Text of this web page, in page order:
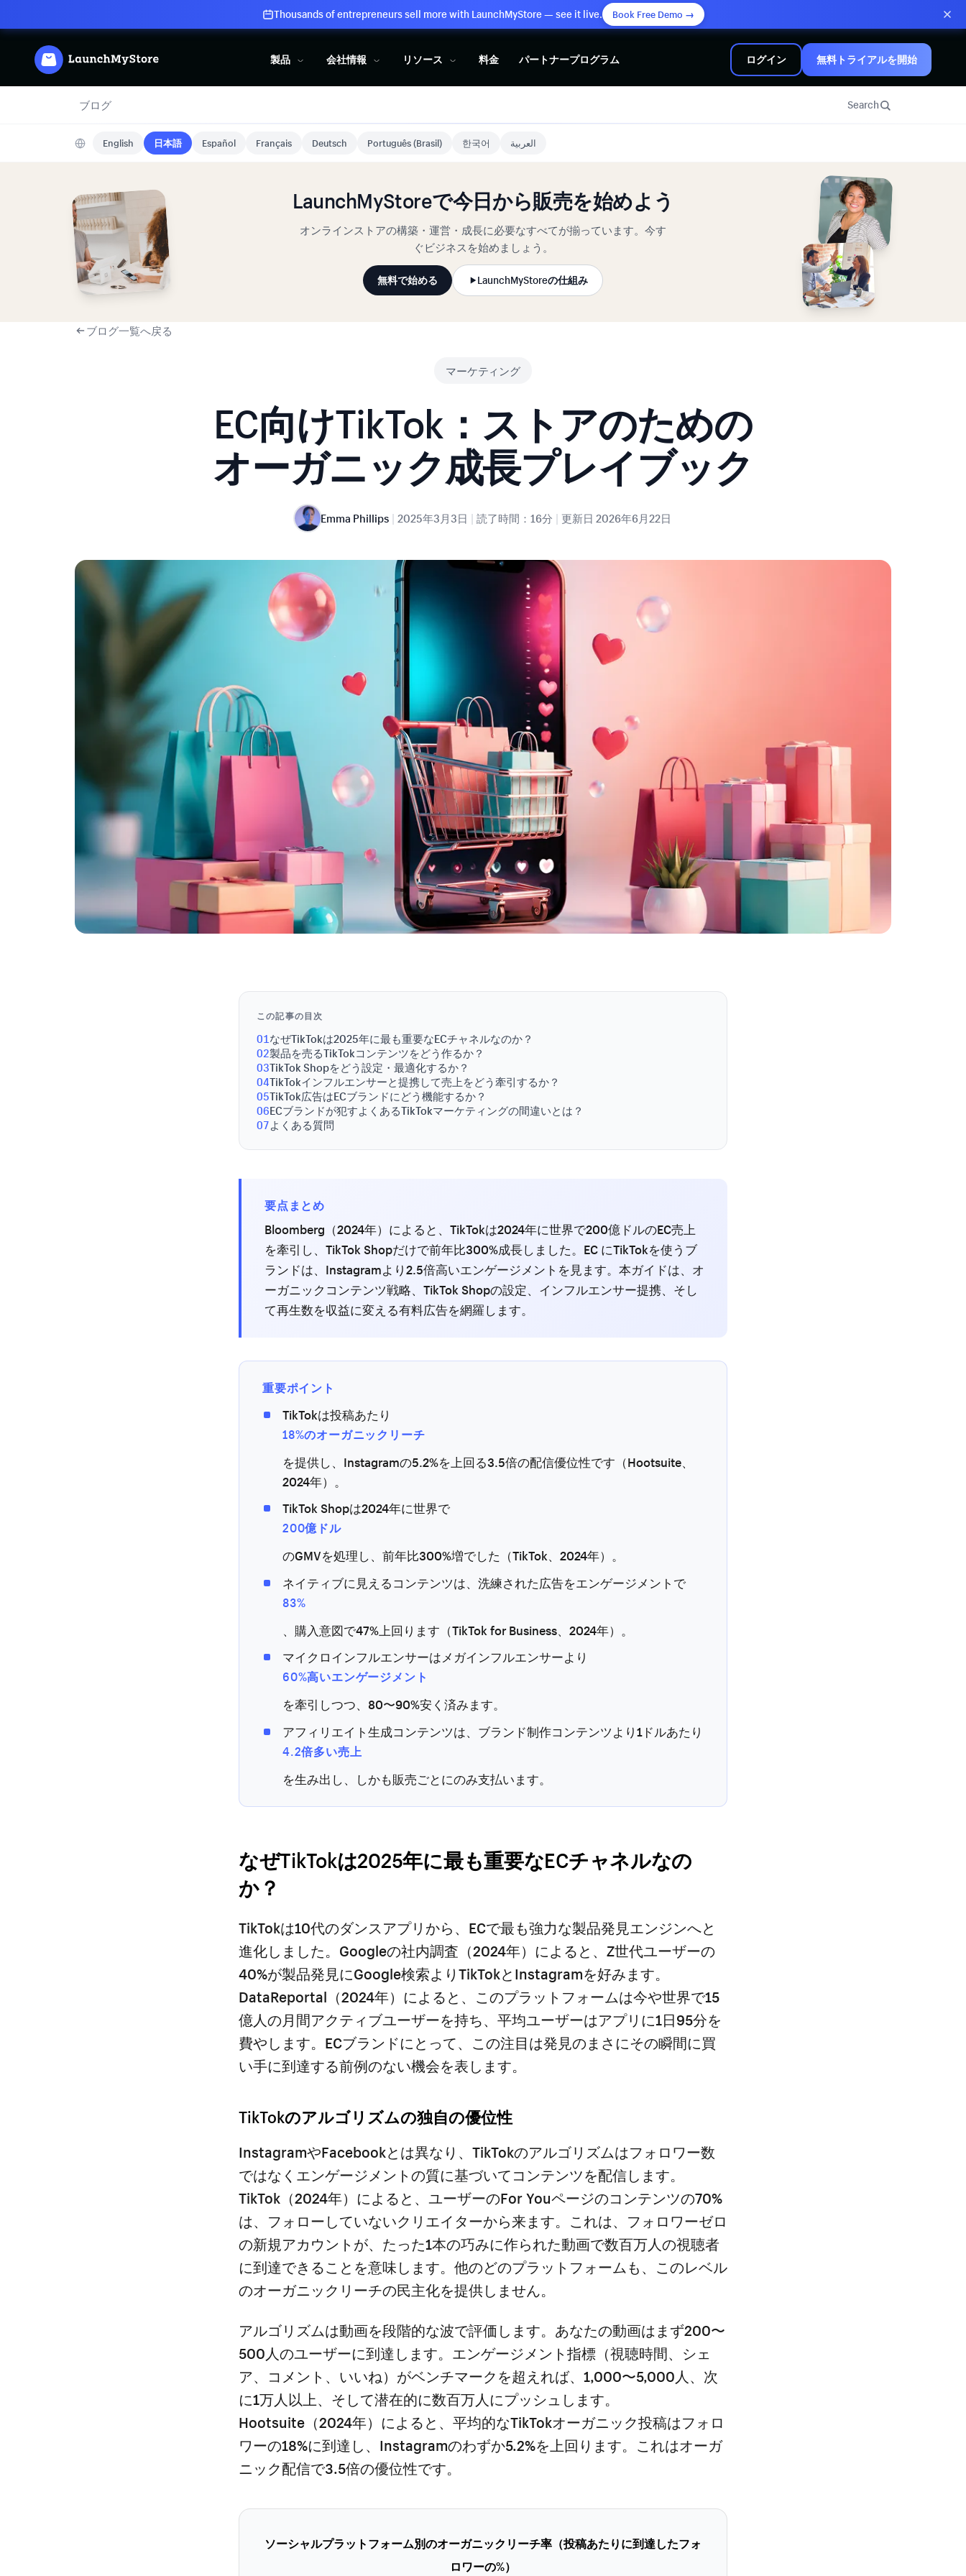
Thousands of entrepreneurs sell more with LaunchMyStore — see it live. Book Free Demo →
製品 会社情報 リソース 料金 パートナープログラム ログイン 無料トライアルを開始
ブログ Search
English 日本語 Español Français Deutsch Português (Brasil) 한국어 العربية
LaunchMyStoreで今日から販売を始めよう
オンラインストアの構築・運営・成長に必要なすべてが揃っています。今す
ぐビジネスを始めましょう。
無料で始める LaunchMyStoreの仕組み
ブログ一覧へ戻る
マーケティング
EC向けTikTok：ストアのための
オーガニック成長プレイブック
Emma Phillips | 2025年3月3日 | 読了時間：16分 | 更新日 2026年6月22日
この記事の目次
01なぜTikTokは2025年に最も重要なECチャネルなのか？
02製品を売るTikTokコンテンツをどう作るか？
03TikTok Shopをどう設定・最適化するか？
04TikTokインフルエンサーと提携して売上をどう牽引するか？
05TikTok広告はECブランドにどう機能するか？
06ECブランドが犯すよくあるTikTokマーケティングの間違いとは？
07よくある質問
要点まとめ
Bloomberg（2024年）によると、TikTokは2024年に世界で200億ドルのEC売上
を牽引し、TikTok Shopだけで前年比300%成長しました。EC にTikTokを使うブ
ランドは、Instagramより2.5倍高いエンゲージメントを見ます。本ガイドは、オ
ーガニックコンテンツ戦略、TikTok Shopの設定、インフルエンサー提携、そし
て再生数を収益に変える有料広告を網羅します。
重要ポイント
TikTokは投稿あたり
18%のオーガニックリーチ
を提供し、Instagramの5.2%を上回る3.5倍の配信優位性です（Hootsuite、
2024年）。
TikTok Shopは2024年に世界で
200億ドル
のGMVを処理し、前年比300%増でした（TikTok、2024年）。
ネイティブに見えるコンテンツは、洗練された広告をエンゲージメントで
83%
、購入意図で47%上回ります（TikTok for Business、2024年）。
マイクロインフルエンサーはメガインフルエンサーより
60%高いエンゲージメント
を牽引しつつ、80〜90%安く済みます。
アフィリエイト生成コンテンツは、ブランド制作コンテンツより1ドルあたり
4.2倍多い売上
を生み出し、しかも販売ごとにのみ支払います。
なぜTikTokは2025年に最も重要なECチャネルなの
か？
TikTokは10代のダンスアプリから、ECで最も強力な製品発見エンジンへと
進化しました。Googleの社内調査（2024年）によると、Z世代ユーザーの
40%が製品発見にGoogle検索よりTikTokとInstagramを好みます。
DataReportal（2024年）によると、このプラットフォームは今や世界で15
億人の月間アクティブユーザーを持ち、平均ユーザーはアプリに1日95分を
費やします。ECブランドにとって、この注目は発見のまさにその瞬間に買
い手に到達する前例のない機会を表します。
TikTokのアルゴリズムの独自の優位性
InstagramやFacebookとは異なり、TikTokのアルゴリズムはフォロワー数
ではなくエンゲージメントの質に基づいてコンテンツを配信します。
TikTok（2024年）によると、ユーザーのFor Youページのコンテンツの70%
は、フォローしていないクリエイターから来ます。これは、フォロワーゼロ
の新規アカウントが、たった1本の巧みに作られた動画で数百万人の視聴者
に到達できることを意味します。他のどのプラットフォームも、このレベル
のオーガニックリーチの民主化を提供しません。
アルゴリズムは動画を段階的な波で評価します。あなたの動画はまず200〜
500人のユーザーに到達します。エンゲージメント指標（視聴時間、シェ
ア、コメント、いいね）がベンチマークを超えれば、1,000〜5,000人、次
に1万人以上、そして潜在的に数百万人にプッシュします。
Hootsuite（2024年）によると、平均的なTikTokオーガニック投稿はフォロ
ワーの18%に到達し、Instagramのわずか5.2%を上回ります。これはオーガ
ニック配信で3.5倍の優位性です。
ソーシャルプラットフォーム別のオーガニックリーチ率（投稿あたりに到達したフォ
ロワーの%）